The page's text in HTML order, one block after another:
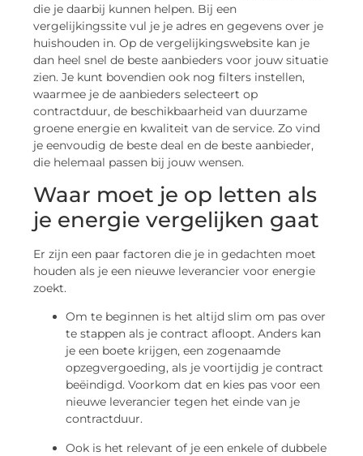
die je daarbij kunnen helpen. Bij een
vergelijkingssite vul je je adres en gegevens over je
huishouden in. Op de vergelijkingswebsite kan je
dan heel snel de beste aanbieders voor jouw situatie
zien. Je kunt bovendien ook nog filters instellen,
waarmee je de aanbieders selecteert op
contractduur, de beschikbaarheid van duurzame
groene energie en kwaliteit van de service. Zo vind
je eenvoudig de beste deal en de beste aanbieder,
die helemaal passen bij jouw wensen.
Waar moet je op letten als
je energie vergelijken gaat
Er zijn een paar factoren die je in gedachten moet
houden als je een nieuwe leverancier voor energie
zoekt.
Om te beginnen is het altijd slim om pas over
te stappen als je contract afloopt. Anders kan
je een boete krijgen, een zogenaamde
opzegvergoeding, als je voortijdig je contract
beëindigd. Voorkom dat en kies pas voor een
nieuwe leverancier tegen het einde van je
contractduur.
Ook is het relevant of je een enkele of dubbele